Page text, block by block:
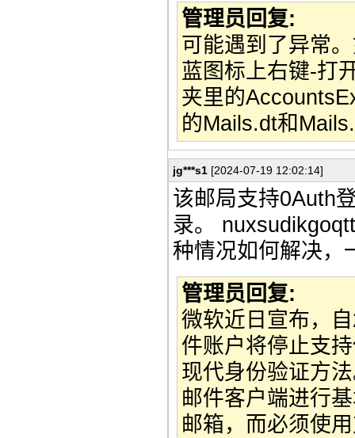
管理员回复:
可能遇到了异常
蓝图标上右键-打
夹里的
的Mails.dt和
jg***s1 [2024-07-19 12:02:14]
该邮局支持0Auth
录。
种情况如何解决，
管理员回复:
微软近日宣布，
件账户将停止支
现代身份验证方
邮件客户端进行
邮箱，而必须使